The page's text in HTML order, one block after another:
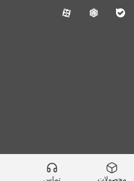
محصولات تماس